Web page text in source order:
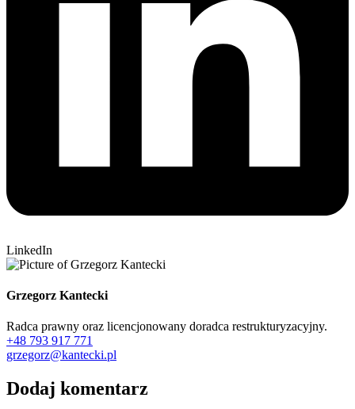
LinkedIn
Grzegorz Kantecki
Radca prawny oraz licencjonowany doradca restrukturyzacyjny.
+48 793 917 771
grzegorz@kantecki.pl
Dodaj komentarz